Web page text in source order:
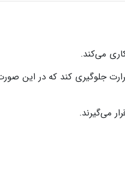
می‌کند.
جلوگیری کند که در این
می‌گیرند.